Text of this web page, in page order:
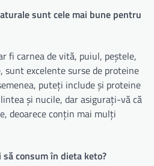
sunt cele mai bune pentru
fi carnea de vită, puiul, peștele,
sunt excelente surse de proteine
puteți include și proteine
și nucile, dar asigurați-vă că
deoarece conțin mai mulți
consum în dieta keto?